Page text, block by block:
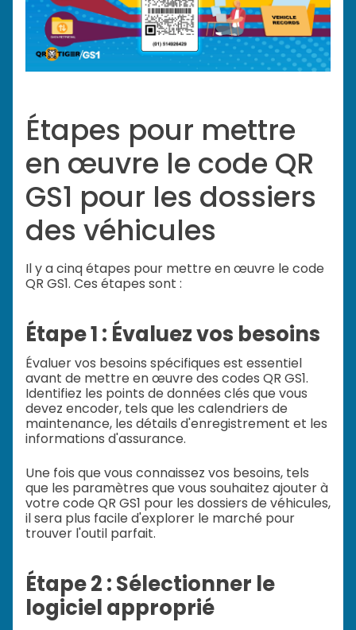
Étapes pour mettre
en œuvre le code QR
GS1 pour les dossiers
des véhicules
Il y a cinq étapes pour mettre en œuvre le code
QR GS1. Ces étapes sont :
Étape 1 : Évaluez vos besoins
Évaluer vos besoins spécifiques est essentiel
avant de mettre en œuvre des codes QR GS1.
Identifiez les points de données clés que vous
devez encoder, tels que les calendriers de
maintenance, les détails d'enregistrement et les
informations d'assurance.
Une fois que vous connaissez vos besoins, tels
que les paramètres que vous souhaitez ajouter à
votre code QR GS1 pour les dossiers de véhicules,
il sera plus facile d'explorer le marché pour
trouver l'outil parfait.
Étape 2 : Sélectionner le
logiciel approprié